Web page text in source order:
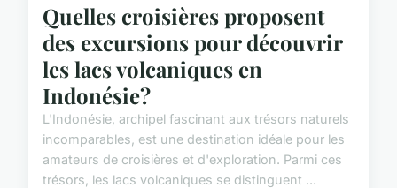
Quelles croisières proposent
des excursions pour découvrir
les lacs volcaniques en
Indonésie?
L'Indonésie, archipel fascinant aux trésors naturels
incomparables, est une destination idéale pour les
amateurs de croisières et d'exploration. Parmi ces
trésors, les lacs volcaniques se distinguent ...